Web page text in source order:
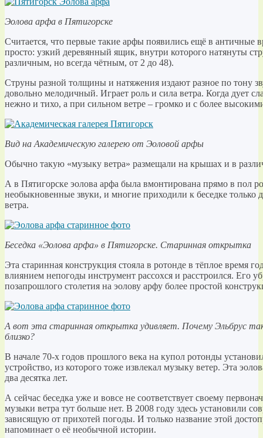
Эолова арфа в Пятигорске
Считается, что первые такие арфы появились ещё в античные
просто: узкий деревянный ящик, внутри которого натянуты
различным, но всегда чётным, от 2 до 48).
Струны разной толщины и натяжения издают разное по тону
довольно мелодичный. Играет роль и сила ветра. Когда дует
нежно и тихо, а при сильном ветре – громко и с более
Вид на Академическую галерею от Эоловой арфы
Обычно такую «музыку ветра» размещали на крышах и в
А в Пятигорске эолова арфа была вмонтирована прямо в пол
необыкновенные звуки, и многие приходили к беседке только
ветра.
Беседка «Эолова арфа» в Пятигорске. Старинная открытка
Эта старинная конструкция стояла в ротонде в тёплое время
влиянием непогоды инструмент рассохся и расстроился. Его
позапрошлого столетия на эолову арфу более простой
А вот эта старинная открытка удивляет. Почему Эльбрус
близко?
В начале 70-х годов прошлого века на купол ротонды
устройство, из которого тоже извлекал музыку ветер. Эта
два десятка лет.
А сейчас беседка уже и вовсе не соответствует своему
музыки ветра тут больше нет. В 2008 году здесь установили
зависящую от прихотей погоды. И только название этой
напоминает о её необычной истории.